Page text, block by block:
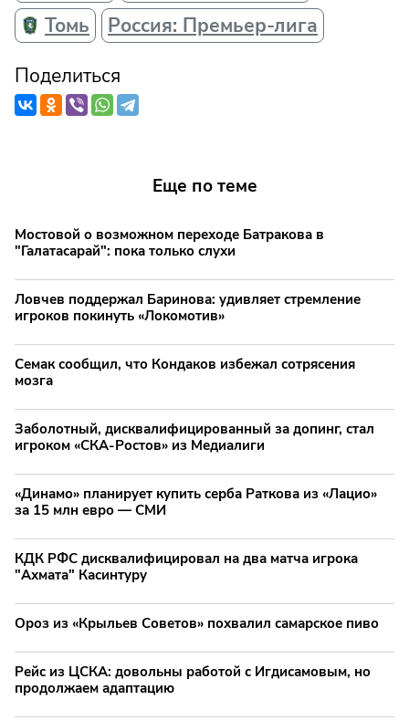
Томь
Россия: Премьер-лига
Поделиться
Еще по теме
Мостовой о возможном переходе Батракова в
"Галатасарай": пока только слухи
Ловчев поддержал Баринова: удивляет стремление
игроков покинуть «Локомотив»
Семак сообщил, что Кондаков избежал сотрясения
мозга
Заболотный, дисквалифицированный за допинг, стал
игроком «СКА-Ростов» из Медиалиги
«Динамо» планирует купить серба Раткова из «Лацио»
за 15 млн евро — СМИ
КДК РФС дисквалифицировал на два матча игрока
"Ахмата" Касинтуру
Ороз из «Крыльев Советов» похвалил самарское пиво
Рейс из ЦСКА: довольны работой с Игдисамовым, но
продолжаем адаптацию